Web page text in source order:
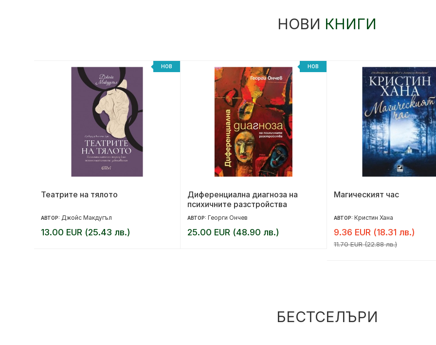
НОВИ КНИГИ
НОВ
Театрите на тялото
АВТОР: Джойс Макдугъл
13.00 EUR (25.43 лв.)
НОВ
Диференциална диагноза на
психичните разстройства
АВТОР: Георги Ончев
25.00 EUR (48.90 лв.)
Магическият час
АВТОР: Кристин Хана
9.36 EUR (18.31 лв.)
11.70 EUR (22.88 лв.)
БЕСТСЕЛЪРИ